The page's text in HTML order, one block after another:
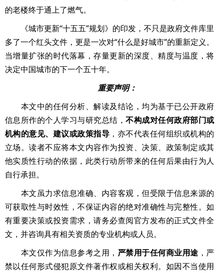
的老楼终于通上了燃气。
《城市更新“十五五”规划》的印发，不只是政府文件库里
多了一个红头文件，更是一次对“什么是好城市”的重新定义。
当增量扩张的时代落幕，存量更新的深度、精度与温度，将
决定中国城市的下一个五十年。
重要声明：
本文中的任何分析、解读及结论，均为基于已公开政府
信息所作的个人学习与研究总结，不构成对任何政府部门或
机构的意见、建议或政策指导 ，亦不代表任何组织或机构的
立场。读者不应将本文内容作为投资、决策、政策制定或其
他实质性行动的依据，此类行动所带来的任何后果由行为人
自行承担。
本文虽力求信息准确、内容客观，但受限于信息来源的
可获取性与时效性，不保证内容的绝对准确性与完整性。如
有重要决策或投资需求，请务必查阅官方发布的正式文件全
文，并咨询具有相关资质的专业机构或人员。
本文仅作为信息参考之用， 严禁用于任何商业用途 ，严
禁以任何形式侵犯原文件著作权或相关权利。如因不当使用